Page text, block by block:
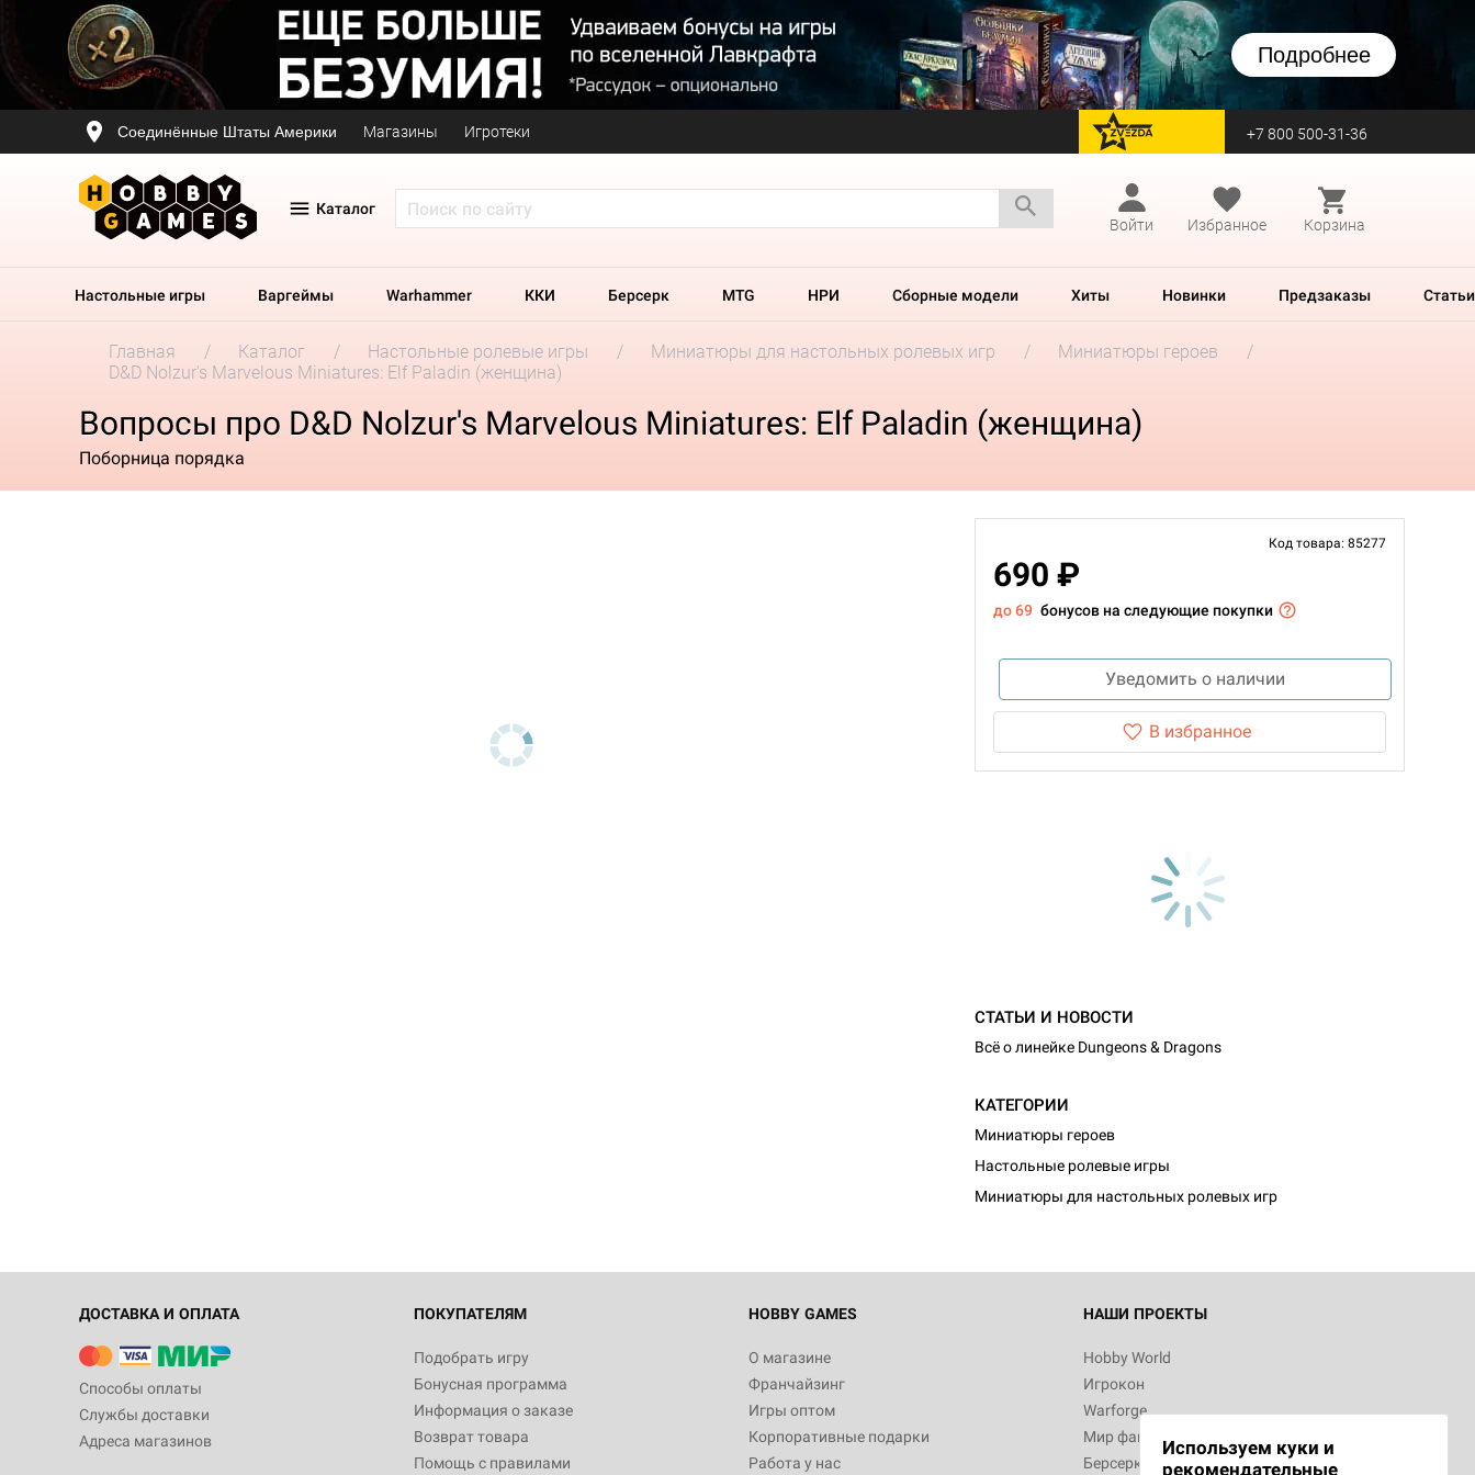
Подробнее
Соединённые Штаты Америки Магазины Игротеки перейти на Zvezda +7 800 500-31-36
Каталог
Войти
Избранное Корзина
Настольные игры Варгеймы Warhammer ККИ Берсерк MTG НРИ Сборные модели Хиты Новинки Предзаказы Статьи
Главная Каталог Настольные ролевые игры Миниатюры для настольных ролевых игр
Миниатюры героев
D&D Nolzur's Marvelous Miniatures: Elf Paladin (женщина)
Вопросы про D&D Nolzur's Marvelous Miniatures: Elf Paladin (женщина)
Поборница порядка
Код товара: 85277
690 ₽
до 69 бонусов на следующие покупки
Уведомить о наличии
В избранное
СТАТЬИ И НОВОСТИ
Всё о линейке Dungeons & Dragons
КАТЕГОРИИ
Миниатюры героев
Настольные ролевые игры
Миниатюры для настольных ролевых игр
ДОСТАВКА И ОПЛАТА
Способы оплаты
Службы доставки
Адреса магазинов
ПОКУПАТЕЛЯМ
Подобрать игру
Бонусная программа
Информация о заказе
Возврат товара
Помощь с правилами
HOBBY GAMES
О магазине
Франчайзинг
Игры оптом
Корпоративные подарки
Работа у нас
НАШИ ПРОЕКТЫ
Hobby World
Игрокон
Warforge
Мир фантастики
Берсерк
Используем куки и
рекомендательные